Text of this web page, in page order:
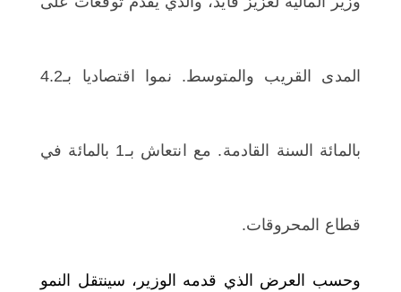
المدى القريب والمتوسط. نموا اقتصاديا بـ4.2
بالمائة السنة القادمة. مع انتعاش بـ1 بالمائة في
قطاع المحروقات.
وحسب العرض الذي قدمه الوزير، سينتقل النمو